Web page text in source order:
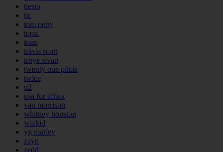
tiesto
tlc
tom petty
topic
train
travis scott
troye sivan
twenty one pilots
twice
u2
usa for africa
van morrison
whitney houston
wizkid
yg marley
zayn
zedd